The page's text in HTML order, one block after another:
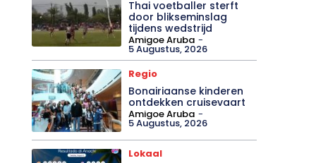
Thai voetballer sterft
door blikseminslag
tijdens wedstrijd
Amigoe Aruba -
5 Augustus, 2026
Regio
Bonairiaanse kinderen
ontdekken cruisevaart
Amigoe Aruba -
5 Augustus, 2026
Lokaal